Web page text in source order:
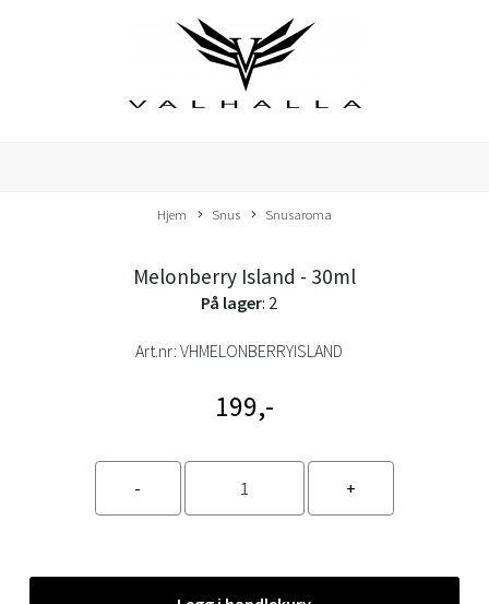
Hjem Snus Snusaroma
Melonberry Island - 30ml
På lager: 2
Art.nr: VHMELONBERRYISLAND
199,-